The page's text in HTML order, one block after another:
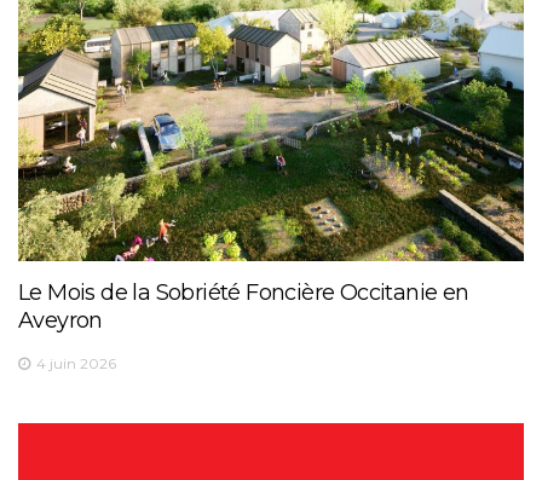
Le Mois de la Sobriété Foncière Occitanie en
Aveyron
4 juin 2026